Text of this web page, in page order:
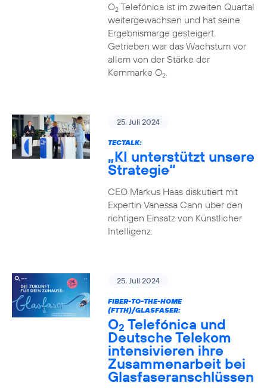
O2Telefónica ist im zweiten Quartal
weitergewachsen und hat seine
Ergebnismarge gesteigert.
Getrieben war das Wachstum vor
allem von der Stärke der
Kernmarke O2.
25. Juli 2024
TECTALK:
„KI unterstützt unsere
Strategie“
CEO Markus Haas diskutiert mit
Expertin Vanessa Cann über den
richtigen Einsatz von Künstlicher
Intelligenz.
25. Juli 2024
FIBER-TO-THE-HOME
(FTTH)/GLASFASER:
O2 Telefónica und
Deutsche Telekom
intensivieren ihre
Zusammenarbeit bei
Glasfaseranschlüssen